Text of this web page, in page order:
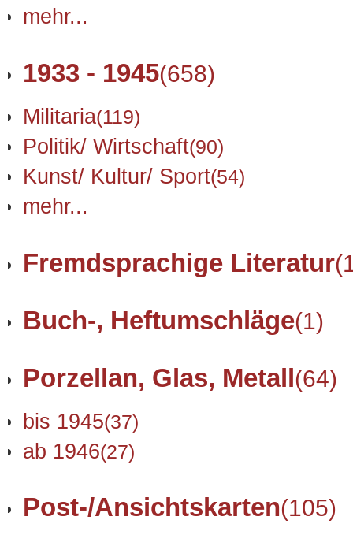
mehr...
1933 - 1945(658)
Militaria(119)
Politik/ Wirtschaft(90)
Kunst/ Kultur/ Sport(54)
mehr...
Fremdsprachige Literatur
Buch-, Heftumschläge(1)
Porzellan, Glas, Metall(64)
bis 1945(37)
ab 1946(27)
Post-/Ansichtskarten(105)